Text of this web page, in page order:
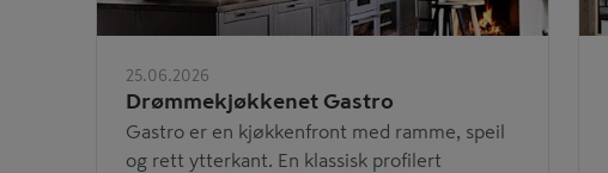
25.06.2026
Drømmekjøkkenet Gastro
Gastro er en kjøkkenfront med ramme, speil
og rett ytterkant. En klassisk profilert